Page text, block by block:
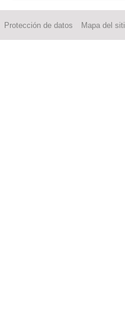
Protección de datos Mapa del